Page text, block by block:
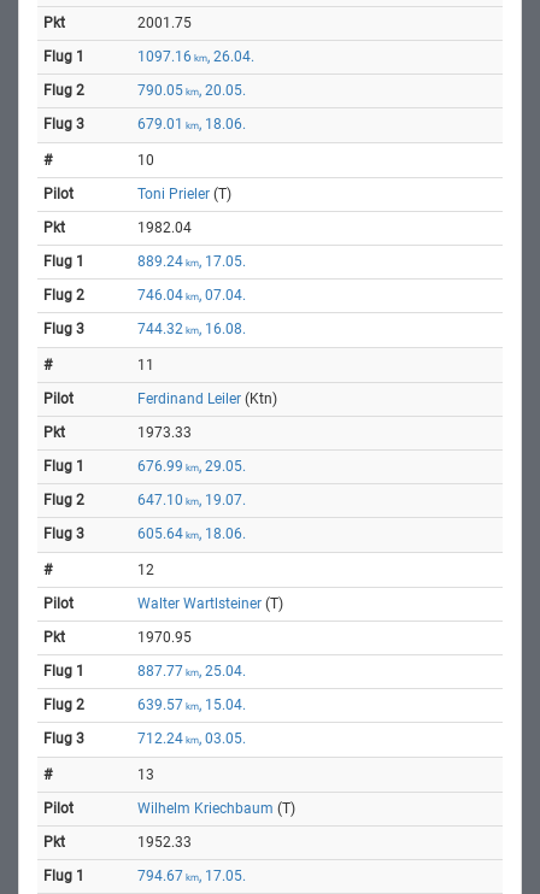
2001.75
1097.16 km, 26.04.
790.05 km, 20.05.
679.01 km, 18.06.
10
Toni Prieler (T)
1982.04
889.24 km, 17.05.
746.04 km, 07.04.
744.32 km, 16.08.
11
Ferdinand Leiler (Ktn)
1973.33
676.99 km, 29.05.
647.10 km, 19.07.
605.64 km, 18.06.
12
Walter Wartlsteiner (T)
1970.95
887.77 km, 25.04.
639.57 km, 15.04.
712.24 km, 03.05.
13
Wilhelm Kriechbaum (T)
1952.33
794.67 km, 17.05.